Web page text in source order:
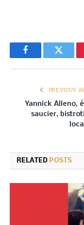
FacebookTwitter
PREVIOUS
Yannick Alleno,
saucier,
RELATED POSTS